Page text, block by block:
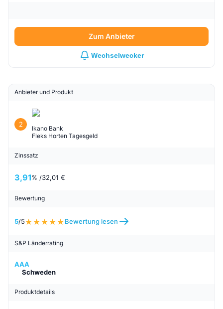
Zum Anbieter
Wechselwecker
Anbieter und Produkt
2
Ikano Bank
Fleks Horten Tagesgeld
Zinssatz
3,91% /32,01 €
Bewertung
5/5 Bewertung lesen
S&P Länderrating
AAA
Schweden
Produktdetails